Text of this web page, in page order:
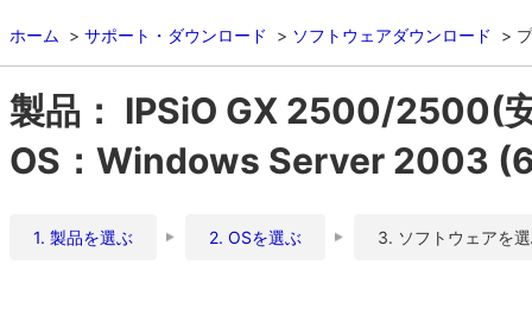
ホーム サポート・ダウンロード ソフトウェアダウンロード
製品： IPSiO GX 2500/2500(
OS：Windows Server 2003
1. 製品を選ぶ 2. OSを選ぶ 3. ソフトウェアを